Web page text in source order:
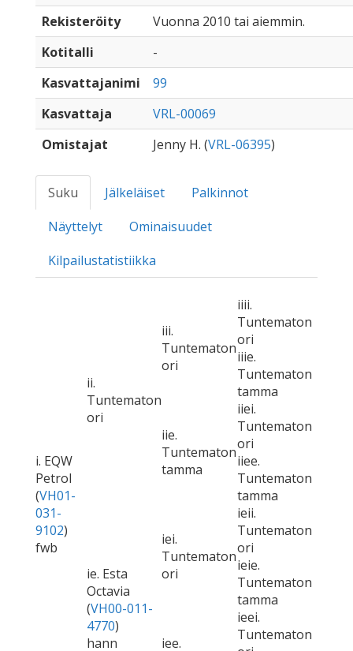
Rekisteröity
Vuonna 2010 tai aiemmin.
Kotitalli
-
Kasvattajanimi
99
Kasvattaja
VRL-00069
Omistajat
Jenny H. (VRL-06395)
Suku Jälkeläiset
Palkinnot
Näyttelyt
Ominaisuudet
Kilpailustatistiikka
i. EQW
Petrol
(VH01-
031-
9102)
fwb
ii.
Tuntematon
ori
iii.
Tuntematon
ori
iiii.
Tuntematon
ori
iiie.
Tuntematon
tamma
iie.
Tuntematon
tamma
iiei.
Tuntematon
ori
iiee.
Tuntematon
tamma
ie. Esta
Octavia
(VH00-011-
4770)
hann
iei.
Tuntematon
ori
ieii.
Tuntematon
ori
ieie.
Tuntematon
tamma
iee.
ieei.
Tuntematon